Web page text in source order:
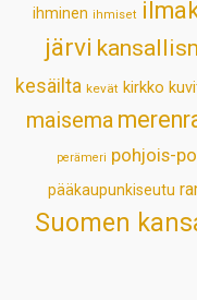
ihminen ihmiset
järvi
kesäilta kevät kirkko
maisema
perämeri pohjois-
pääkaupunkiseutu
Suomen